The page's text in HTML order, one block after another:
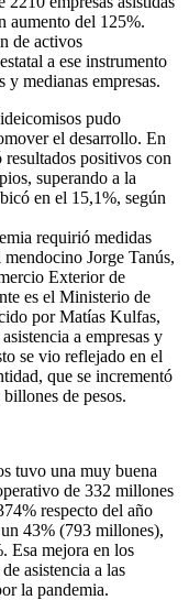
aumento del 125%.
de activos
a ese instrumento
y medianas empresas.
pudo
el desarrollo. En
positivos con
superando a la
en el 15,1%, según
requirió medidas
Jorge Tanús,
Exterior de
es el Ministerio de
por Matías Kulfas,
a empresas y
se vio reflejado en el
que se incrementó
de pesos.
tuvo una muy buena
de 332 millones
respecto del año
43% (793 millones),
Esa mejora en los
asistencia a las
la pandemia.